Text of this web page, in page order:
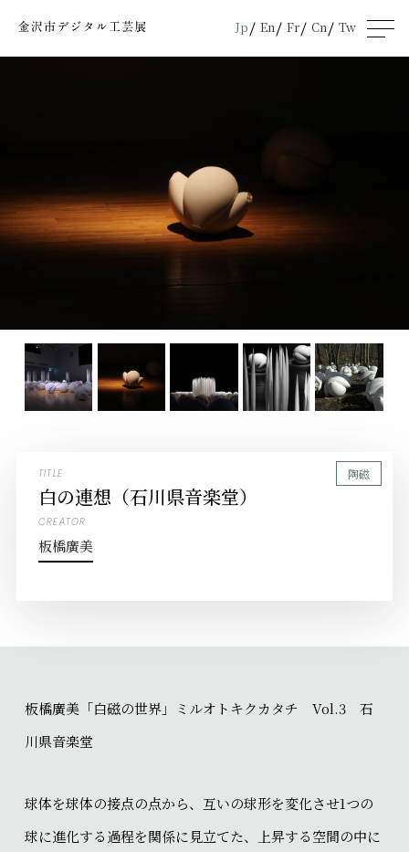
Jp En Fr Cn Tw
men
u
TITLE
白の連想（石川県音楽堂）
CREATOR
板橋廣美
陶磁
板橋廣美「白磁の世界」ミルオトキクカタチ Vol.3 石
川県音楽堂
球体を球体の接点の点から、互いの球形を変化させ1つの
球に進化する過程を関係に見立てた、上昇する空間の中に